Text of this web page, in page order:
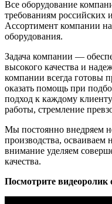
Все оборудование
требованиям российских
Ассортимент компании
оборудования.
Задача компании —
высокого качества и
компании всегда готовы
оказать помощь при
подход к каждому
работы, стремление
Мы постоянно внедряем
производства,
внимание уделяем
качества.
Посмотрите